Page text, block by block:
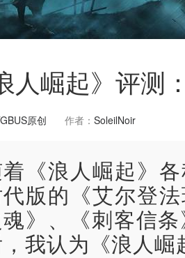
人崛起》评测
原创 作者： SoleilNoir
《浪人崛起》
版的《艾尔登
魂》、《刺客信
我认为《浪人崛